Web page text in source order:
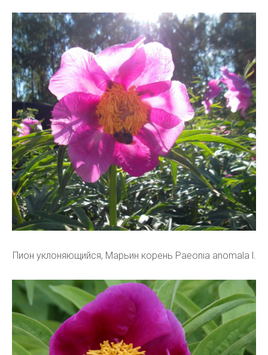
Пион уклоняющийся, Марьин корень Paeonia anomala l.